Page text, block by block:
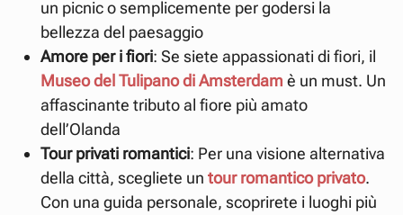
un picnic o semplicemente per godersi la
bellezza del paesaggio
Amore per i fiori: Se siete appassionati di fiori, il
Museo del Tulipano di Amsterdam è un must. Un
affascinante tributo al fiore più amato
dell’Olanda
Tour privati romantici: Per una visione alternativa
della città, scegliete un tour romantico privato.
Con una guida personale, scoprirete i luoghi più